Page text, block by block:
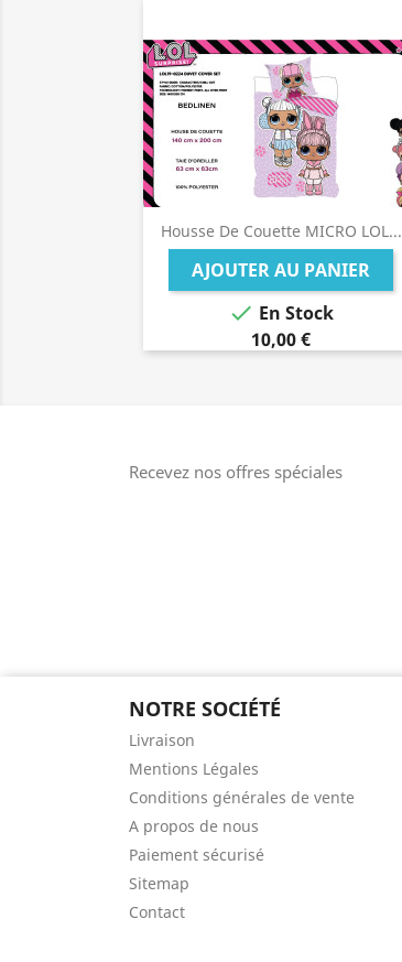
Housse De Couette MICRO LOL...
AJOUTER AU PANIER
 En Stock
10,00 €
Recevez nos offres spéciales
NOTRE SOCIÉTÉ
Livraison
Mentions Légales
Conditions générales de vente
A propos de nous
Paiement sécurisé
Sitemap
Contact